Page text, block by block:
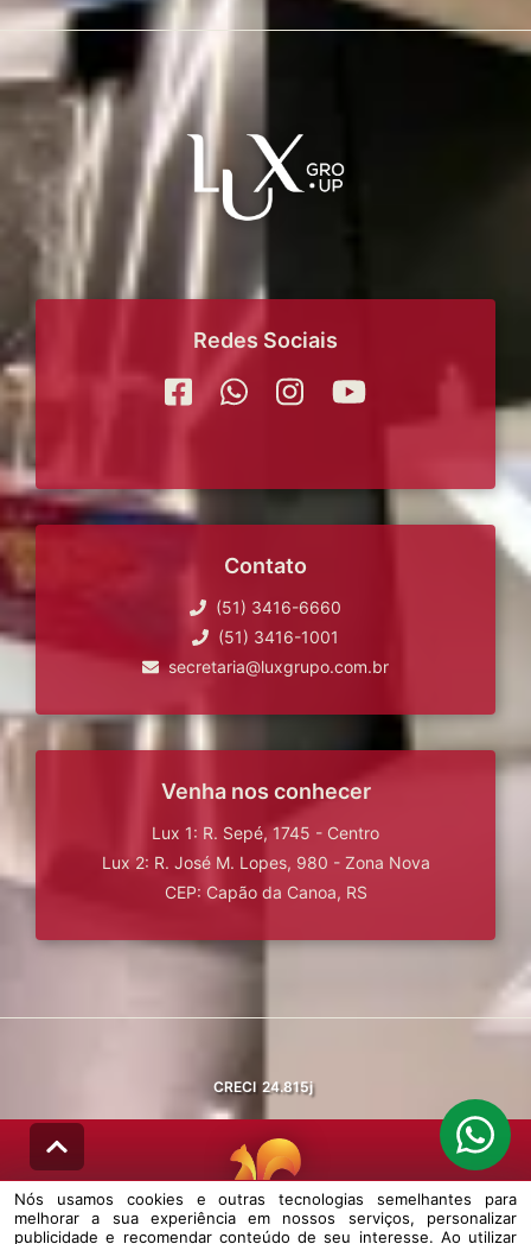
Redes Sociais
Contato
(51) 3416-6660
(51) 3416-1001
secretaria@luxgrupo.com.br
Venha nos conhecer
Lux 1: R. Sepé, 1745 - Centro
Lux 2: R. José M. Lopes, 980 - Zona Nova
CEP: Capão da Canoa, RS
CRECI 24.815j
© DESENVOLVIDO PELAAGIL.NET
Nós usamos cookies e outras tecnologias semelhantes para
melhorar a sua experiência em nossos serviços, personalizar
publicidade e recomendar conteúdo de seu interesse. Ao utilizar